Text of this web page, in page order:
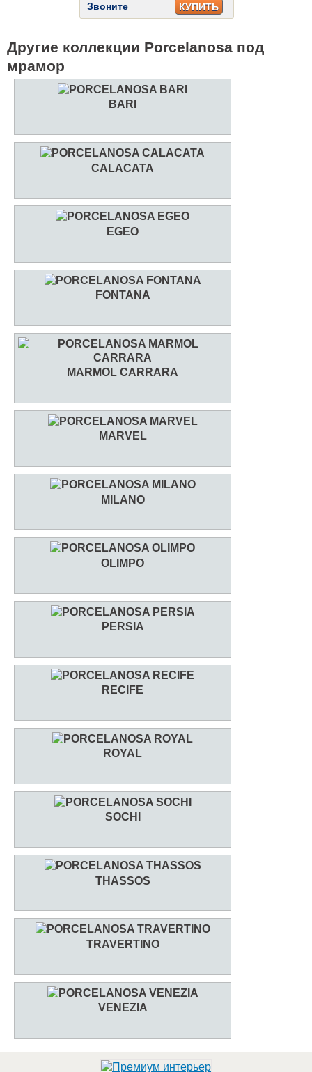
Звоните КУПИТЬ
Другие коллекции Porcelanosa под
мрамор
BARI
CALACATA
EGEO
FONTANA
MARMOL CARRARA
MARVEL
MILANO
OLIMPO
PERSIA
RECIFE
ROYAL
SOCHI
THASSOS
TRAVERTINO
VENEZIA